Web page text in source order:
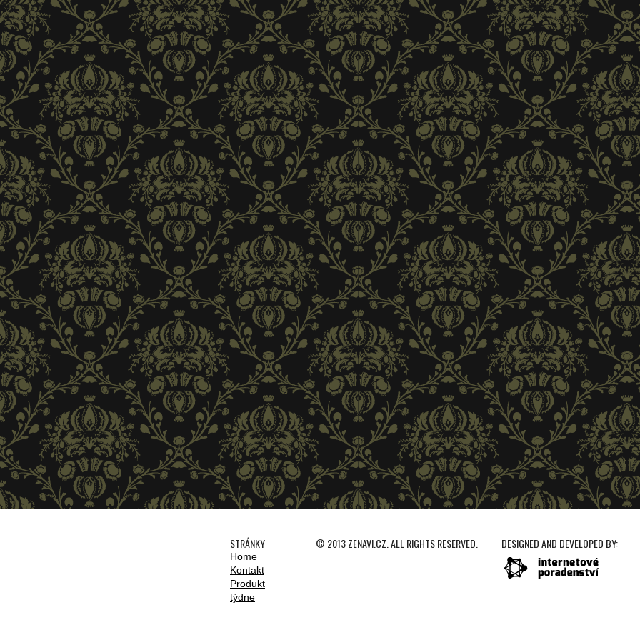
STRÁNKY
Home
Kontakt
Produkt
týdne
© 2013 ZENAVI.CZ. ALL RIGHTS RESERVED. DESIGNED AND DEVELOPED BY: